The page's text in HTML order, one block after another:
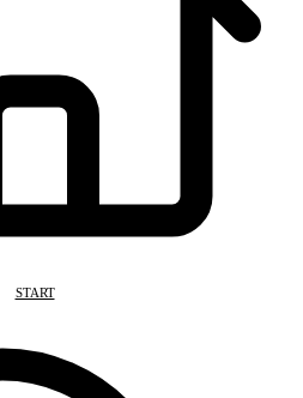
START